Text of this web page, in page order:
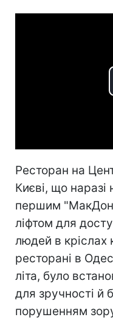
Ресторан на
Києві, що наразі
першим
ліфтом для
людей в кріслах
ресторані в
літа, було
для зручності й
порушенням